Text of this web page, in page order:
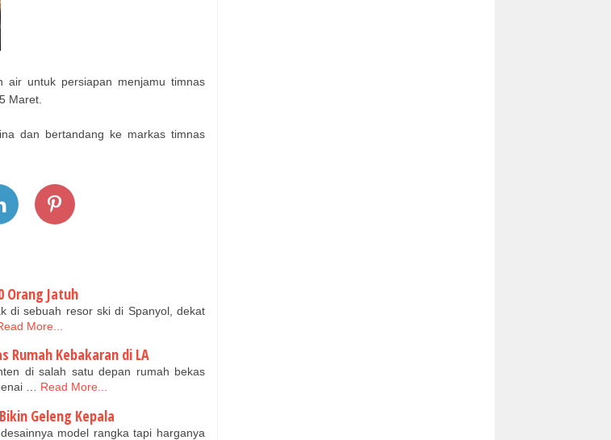
air untuk persiapan menjamu timnas
Maret.
dan bertandang ke markas timnas
Orang Jatuh
di sebuah resor ski di Spanyol, dekat
More...
Rumah Kebakaran di LA
di salah satu depan rumah bekas
…
Read More...
Geleng Kepala
model rangka tapi harganya